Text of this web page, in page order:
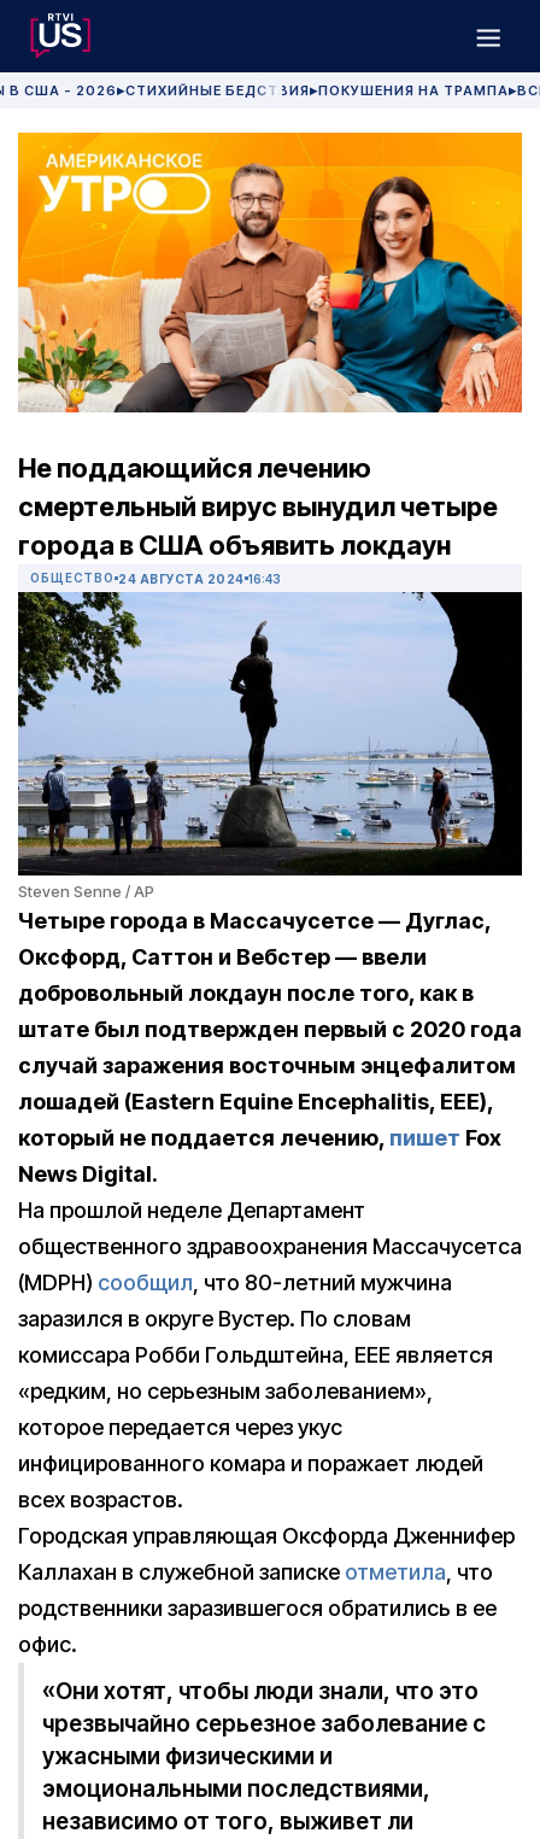
В США - 2026 ▶СТИХИЙНЫЕ БЕДСТВИЯ▶ПОКУШЕНИЯ НА ТРАМПА▶
Не поддающийся лечению
смертельный вирус вынудил четыре
города в США объявить локдаун
ОБЩЕСТВО 24 АВГУСТА 2024 16:43
Steven Senne / AP
Четыре города в Массачусетсе — Дуглас,
Оксфорд, Саттон и Вебстер — ввели
добровольный локдаун после того, как в
штате был подтвержден первый с 2020 года
случай заражения восточным энцефалитом
лошадей (Eastern Equine Encephalitis, EEE),
который не поддается лечению, пишет Fox
News Digital.
На прошлой неделе Департамент
общественного здравоохранения Массачусетса
(MDPH) сообщил, что 80-летний мужчина
заразился в округе Вустер. По словам
комиссара Робби Гольдштейна, EEE является
«редким, но серьезным заболеванием»,
которое передается через укус
инфицированного комара и поражает людей
всех возрастов.
Городская управляющая Оксфорда Дженнифер
Каллахан в служебной записке отметила, что
родственники заразившегося обратились в ее
офис.
«Они хотят, чтобы люди знали, что это
чрезвычайно серьезное заболевание с
ужасными физическими и
эмоциональными последствиями,
независимо от того, выживет ли